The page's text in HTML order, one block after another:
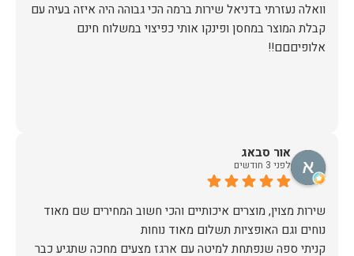
וואלה נעזרתי בדניאל שירות ברמה הכי גבוהה היה איזה בעיה עם
קבלת המוצר במחסן ופינקו אותי כפיצוי במשלוח חינם
אלופיםםם!!
אור סבאג
לפני 3 חודשים
שירות מצוין, מוצרים איכותיים והכי חשוב המחירים שם מאוד
קניתי ספה שנפתחת למיטה עם ארגז מצעים מחכה שתגיע כבר